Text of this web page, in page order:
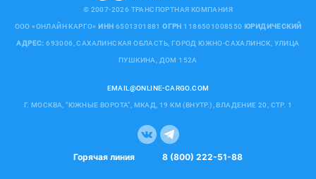
© 2007-2026 ТРАНСПОРТНАЯ КОМПАНИЯ
ООО «ОНЛАЙН КАРГО» ИНН 6501301881ОГРН 1186501008550 ЮРИДИЧЕСКИЙ
АДРЕС: 693006, САХАЛИНСКАЯ ОБЛАСТЬ, ГОРОД ЮЖНО-САХАЛИНСК, УЛИЦА
ПУШКИНА, ДОМ 152А
EMAIL@ONLINE-CARGO.COM
Г. МОСКВА, "ЮЖНЫЕ ВОРОТА", МКАД, 19 КМ (ВНУТР.), ВЛАДЕНИЕ 20, СТР. 1
Горячая линия 8 (800) 222-51-88